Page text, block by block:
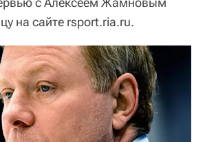
на сайте rsport.ria.ru.